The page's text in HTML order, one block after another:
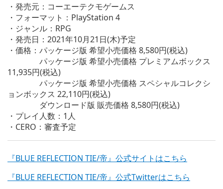
・発売元：コーエーテクモゲームス
・フォーマット：PlayStation 4
・ジャンル：RPG
・発売日：2021年10月21日(木)予定
・価格：パッケージ版 希望小売価格 8,580円(税込)
パッケージ版 希望小売価格 プレミアムボックス
11,935円(税込)
パッケージ版 希望小売価格 スペシャルコレクシ
ョンボックス 22,110円(税込)
ダウンロード版 販売価格 8,580円(税込)
・プレイ人数：1人
・CERO：審査予定
『BLUE REFLECTION TIE/帝』公式サイトはこちら
『BLUE REFLECTION TIE/帝』公式Twitterはこちら